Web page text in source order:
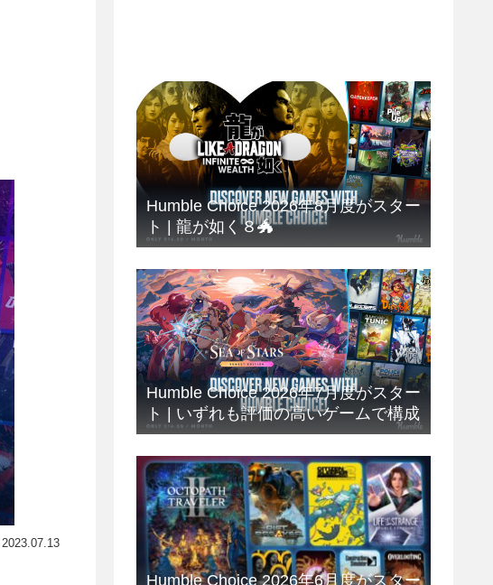
2023.07.13
Humble Choice 2026年8月度がスター
ト | 龍が如く８🐲
Humble Choice 2026年7月度がスター
ト | いずれも評価の高いゲームで構成
Humble Choice 2026年6月度がスター